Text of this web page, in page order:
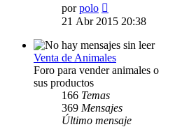
porpolo
último
21 Abr 2015 20:38
Venta de Animales
Foro para vender animales o
sus productos
166 Temas
369 Mensajes
Último mensaje